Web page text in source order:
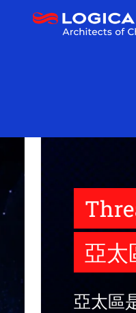
Threat
亞太區
亞太區是全